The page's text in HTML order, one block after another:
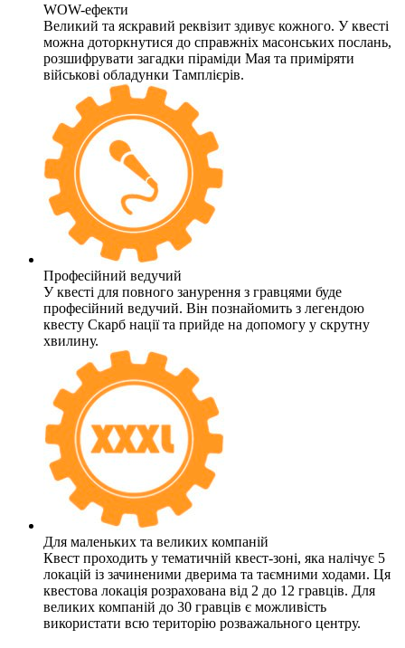
WOW-ефекти
Великий та яскравий реквізит здивує кожного. У квесті
можна доторкнутися до справжніх масонських послань,
розшифрувати загадки піраміди Мая та приміряти
військові обладунки Тамплієрів.
Професійний ведучий
У квесті для повного занурення з гравцями буде
професійний ведучий. Він познайомить з легендою
квесту Скарб нації та прийде на допомогу у скрутну
хвилину.
Для маленьких та великих компаній
Квест проходить у тематичній квест-зоні, яка налічує 5
локацій із зачиненими дверима та таємними ходами. Ця
квестова локація розрахована від 2 до 12 гравців. Для
великих компаній до 30 гравців є можливість
використати всю територію розважального центру.